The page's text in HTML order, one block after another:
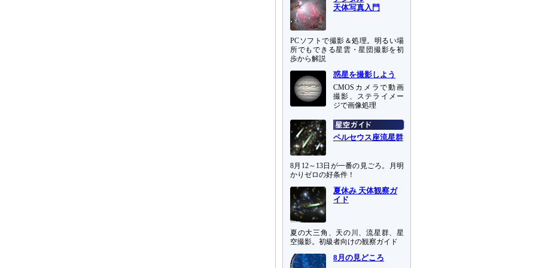
天体写真入門
PCソフトで撮影＆処理。明るい場
所でもできる星雲・星団撮影を初
歩から解説
惑星を撮影しよう
CMOSカメラで動画
撮影、ステライメー
ジで画像処理
ペルセウス座流星群
8月12～13日が一番の見ごろ。月明
かりゼロの好条件！
夏休み 天体観察ガ
イド
夏の大三角、天の川、流星群、星
空撮影。初級者向けの観察ガイド
8月の見どころ